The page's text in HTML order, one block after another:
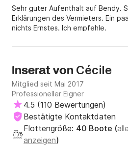
Sehr guter Aufenthalt auf Bendy.
Erklärungen des Vermieters. Ein
nichts Ernstes. Ich empfehle.
Inserat von Cécile
Mitglied seit Mai 2017
Professioneller Eigner
4.5 (110 Bewertungen)
Bestätigte Kontaktdaten
Flottengröße: 40 Boote (
anzeigen)